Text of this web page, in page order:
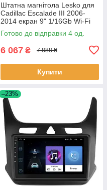
Штатна магнітола Lesko для
Cadillac Escalade III 2006-
2014 екран 9" 1/16Gb Wi-Fi
GPS Base Каміллак 4 шт.
Готово до відправки 4 од.
6 067 ₴ 7 888 ₴
Купити
–23%